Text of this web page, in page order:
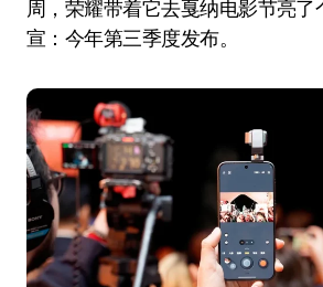
周，荣耀带着它去戛纳电影节亮
宣：今年第三季度发布。